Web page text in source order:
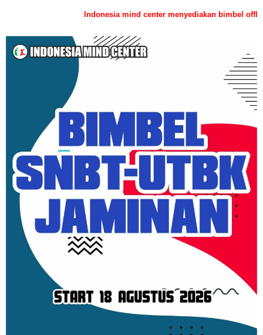
Indonesia mind center menyediakan bimbel offline dan